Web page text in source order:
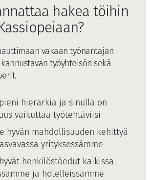
hakea töihin
vakaan työnantajan
työyhteisön sekä
hierarkia ja sinulla on
vaikuttaa työtehtäviisi
hyvän mahdollisuuden kehittyä
yrityksessämme
henkilöstöedut kaikissa
ja hotelleissamme